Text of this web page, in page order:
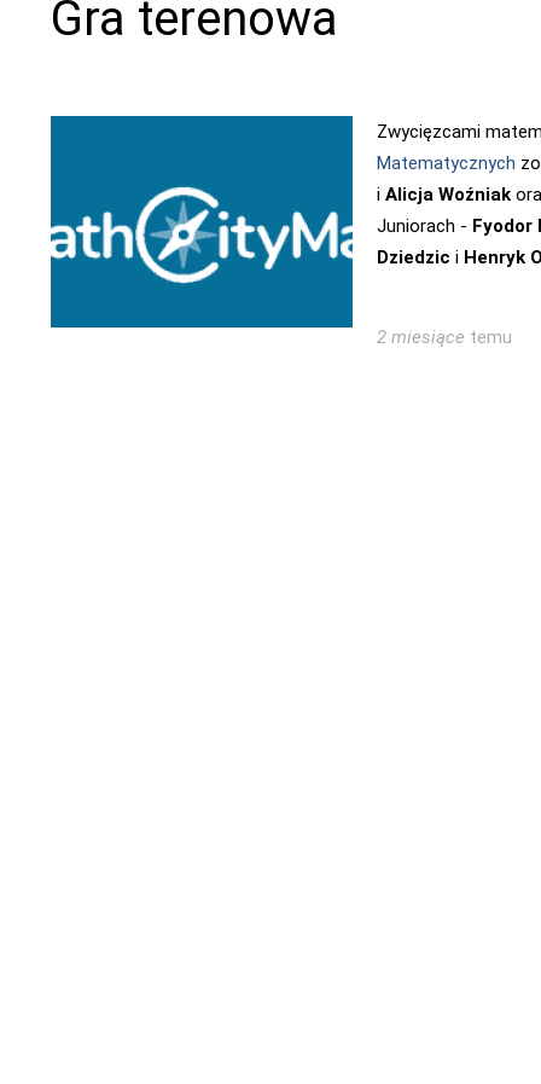
Gra terenowa
Zwycięzcami
Matematycznych
i Alicja Woźniak
Juniorach - Fyodor
Dziedzic i Henryk
2 miesiące temu